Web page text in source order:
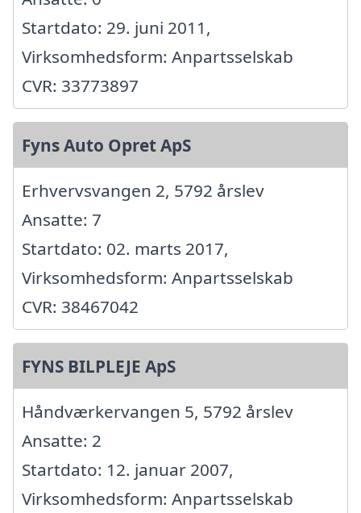
Startdato: 29. juni 2011,
Virksomhedsform: Anpartsselskab
CVR: 33773897
Fyns Auto Opret ApS
Erhvervsvangen 2, 5792 årslev
Ansatte: 7
Startdato: 02. marts 2017,
Virksomhedsform: Anpartsselskab
CVR: 38467042
FYNS BILPLEJE ApS
Håndværkervangen 5, 5792 årslev
Ansatte: 2
Startdato: 12. januar 2007,
Virksomhedsform: Anpartsselskab